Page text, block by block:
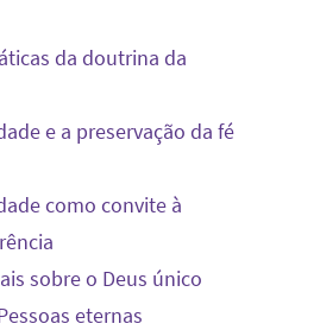
da doutrina da
e a preservação da fé
como convite à
sobre o Deus único
eternas